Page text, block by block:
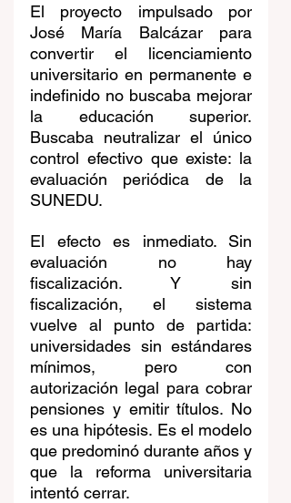
El proyecto impulsado por
José María Balcázar para
convertir el licenciamiento
universitario en permanente e
indefinido no buscaba mejorar
la educación superior.
Buscaba neutralizar el único
control efectivo que existe: la
evaluación periódica de la
SUNEDU.
El efecto es inmediato. Sin
evaluación no hay
fiscalización. Y sin
fiscalización, el sistema
vuelve al punto de partida:
universidades sin estándares
mínimos, pero con
autorización legal para cobrar
pensiones y emitir títulos. No
es una hipótesis. Es el modelo
que predominó durante años y
que la reforma universitaria
intentó cerrar.